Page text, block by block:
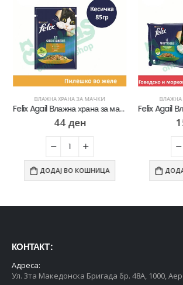
ВЛАЖНА ХРАНА ЗА МАЧКИ
Felix Agail Влажна храна за мачки со Пилешко во желе [Кесичка 85гр]
44ден
ДОДАЈ ВО КОШНИЦА
ВЛАЖНА
КОНТАКТ :
Адреса:
Ул. 3та Македонска Бригада бр. 48А, 1000,